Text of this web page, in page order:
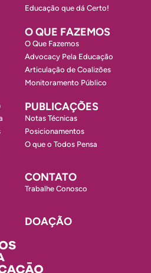
Educação que dá Certo!
O QUE FAZEMOS
O Que Fazemos
Advocacy Pela Educação
Articulação de Coalizões
Monitoramento Público
PUBLICAÇÕES
Notas Técnicas
Posicionamentos
O que o Todos Pensa
CONTATO
Trabalhe Conosco
DOAÇÃO